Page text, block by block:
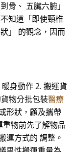
骨、 五臟六腑」
知道「即使頸椎
」 的觀念，因而
身動作 2. 搬運貨
物分批包裝醫療
形狀，顧及攜帶
物前先了解物品
運方式的 調整。